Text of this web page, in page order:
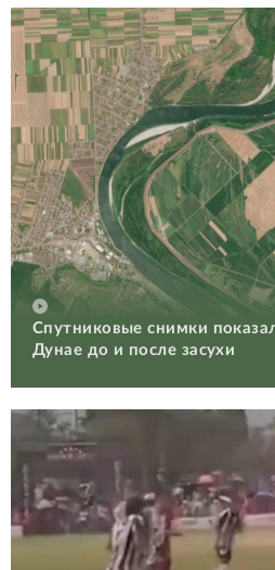
Спутниковые снимки
Дунае до и после засухи